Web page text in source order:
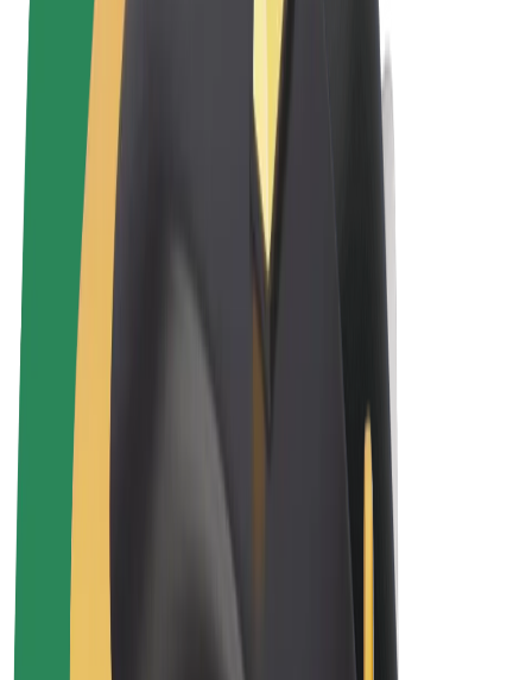
Privacidad
Cookies
© 2026 Bolt Technology OÜ
Productos
Viajes
Patinetes
Bolt Market
Bolt Food
Bolt Drive
Bolt para empresas
Bolt Plus
Colabora con Bolt
Ingresos de conductor/a
Ingresos de repartidor